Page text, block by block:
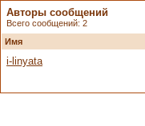
Авторы сообщений
Всего сообщений: 2
Имя
i-linyata